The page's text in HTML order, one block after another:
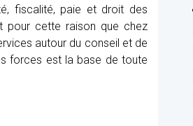
fiscalité, paie et droit des
pour cette raison que chez
autour du conseil et de
forces est la base de toute